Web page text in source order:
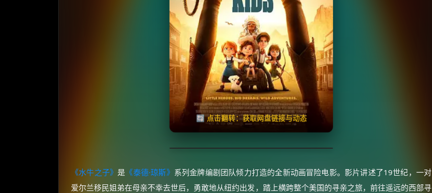
🔄 点击翻转：获取网盘链接与动态
失效请反馈
🧧️
天天领红包
《水牛之子》 是 《泰德·琼斯》 系列金牌编剧团队倾力打造的全新动画冒险电影。影片讲述了19世纪，一对
爱尔兰移民姐弟在母亲不幸去世后，勇敢地从纽约出发，踏上横跨整个美国的寻亲之旅，前往遥远的西部寻